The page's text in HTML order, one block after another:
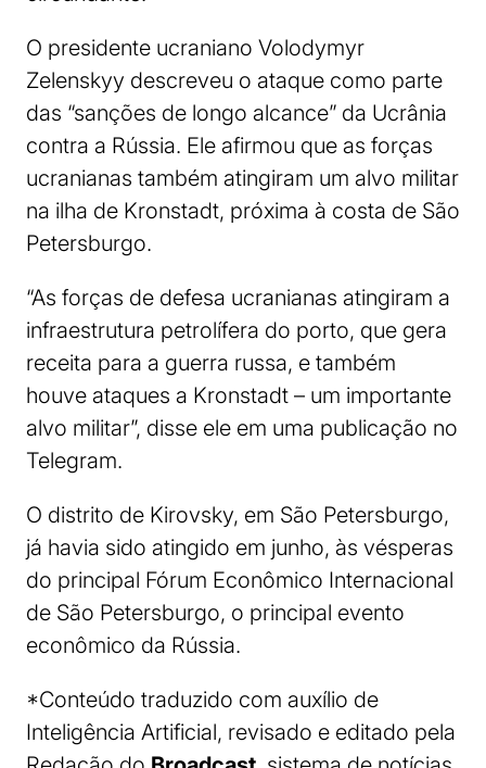
O presidente ucraniano Volodymyr
Zelenskyy descreveu o ataque como parte
das “sanções de longo alcance” da Ucrânia
contra a Rússia. Ele afirmou que as forças
ucranianas também atingiram um alvo militar
na ilha de Kronstadt, próxima à costa de São
Petersburgo.
“As forças de defesa ucranianas atingiram a
infraestrutura petrolífera do porto, que gera
receita para a guerra russa, e também
houve ataques a Kronstadt – um importante
alvo militar”, disse ele em uma publicação no
Telegram.
O distrito de Kirovsky, em São Petersburgo,
já havia sido atingido em junho, às vésperas
do principal Fórum Econômico Internacional
de São Petersburgo, o principal evento
econômico da Rússia.
*Conteúdo traduzido com auxílio de
Inteligência Artificial, revisado e editado pela